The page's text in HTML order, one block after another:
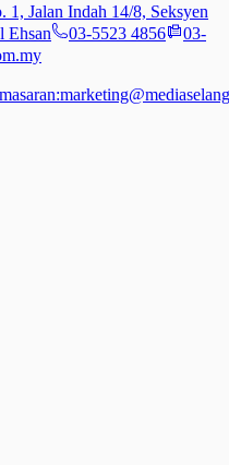
Jalan Indah 14/8, Seksyen
Ehsan
03-5523 4856
03-